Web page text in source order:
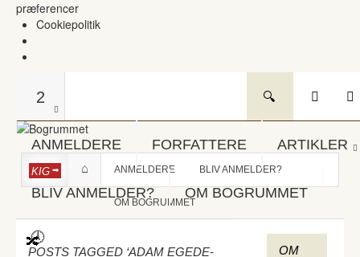
præferencer
Cookiepolitik
2
ANMELDERE FORFATTERE ARTIKLER
BLIV ANMELDER? OM BOGRUMMET
KIG ANMELDERE BLIV ANMELDER?
OM BOGRUMMET
POSTS TAGGED ‘ADAM EGEDE-
OM